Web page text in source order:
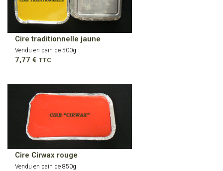
Cire traditionnelle jaune
Vendu en pain de 500g
7,77 € TTC
Cire Cirwax rouge
Vendu en pain de 850g